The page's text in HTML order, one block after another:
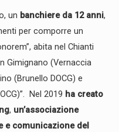
un banchiere da 12 anni,
per comporre un
abita nel Chianti
Gimignano (Vernaccia
(Brunello DOCG) e
Nel 2019 ha creato
, un’associazione
e comunicazione del